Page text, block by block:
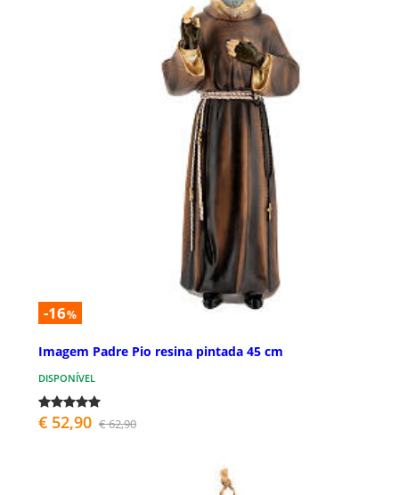
-16%
Imagem Padre Pio resina pintada 45 cm
DISPONÍVEL
€ 52,90 € 62,90